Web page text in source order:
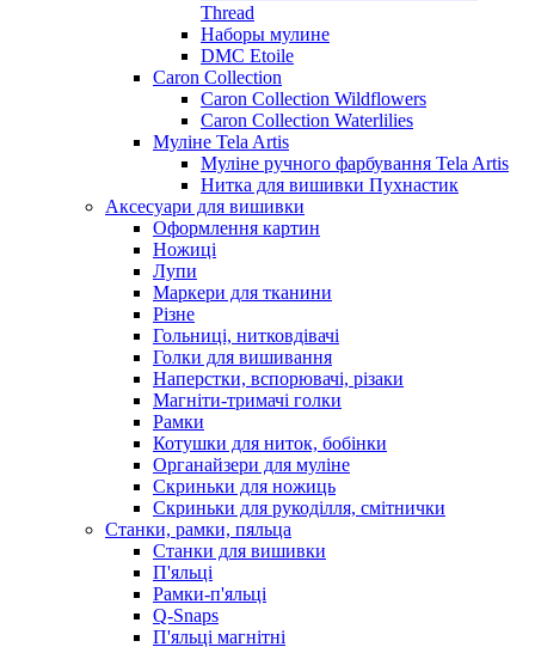
Thread
Наборы мулине
DMC Etoile
Caron Collection
Caron Collection Wildflowers
Caron Collection Waterlilies
Муліне Tela Artis
Муліне ручного фарбування Tela Artis
Нитка для вишивки Пухнастик
Аксесуари для вишивки
Оформлення картин
Ножиці
Лупи
Маркери для тканини
Різне
Гольниці, нитковдівачі
Голки для вишивання
Наперстки, вспорювачі, різаки
Магніти-тримачі голки
Рамки
Котушки для ниток, бобінки
Органайзери для муліне
Скриньки для ножиць
Скриньки для рукоділля, смітнички
Станки, рамки, пяльца
Станки для вишивки
П'яльці
Рамки-п'яльці
Q-Snaps
П'яльці магнітні